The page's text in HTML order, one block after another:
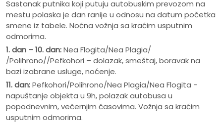
Sastanak putnika koji putuju autobuskim prevozom na
mestu polaska je dan ranije u odnosu na datum početka
smene iz tabele. Noćna vožnja sa kraćim usputnim
odmorima.
1. dan – 10. dan:Nea Flogita/Nea Plagia/
/Polihrono//Pefkohori – dolazak, smeštaj, boravak na
bazi izabrane usluge, noćenje.
11. dan:Pefkohori/Polihrono/Nea Plagia/Nea Flogita -
napuštanje objekta u 9h, polazak autobusa u
popodnevnim, večernjim časovima. Vožnja sa kraćim
usputnim odmorima.